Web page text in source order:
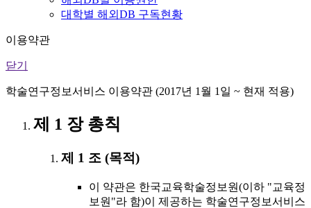
대학별 해외DB 구독현황
이용약관
닫기
학술연구정보서비스 이용약관 (2017년 1월 1일 ~ 현재 적용)
제 1 장 총칙
제 1 조 (목적)
이 약관은 한국교육학술정보원(이하 "교육정
보원"라 함)이 제공하는 학술연구정보서비스